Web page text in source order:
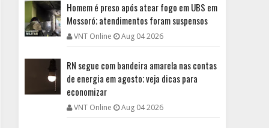
Homem é preso após atear fogo em UBS em
Mossoró; atendimentos foram suspensos
VNT Online Aug 04 2026
RN segue com bandeira amarela nas contas
de energia em agosto; veja dicas para
economizar
VNT Online Aug 04 2026